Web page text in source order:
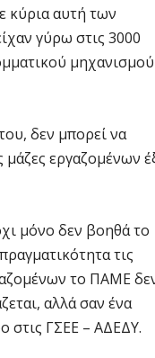
κύρια αυτή των
γύρω στις 3000
μηχανισμού
δεν μπορεί να
μάζες εργαζομένων
μόνο δεν βοηθά το
τις
το ΠΑΜΕ
αλλά σαν ένα
στις ΓΣΕΕ – ΑΔΕΔΥ.